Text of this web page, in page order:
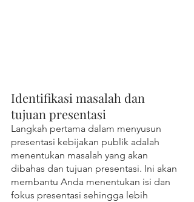
Identifikasi masalah dan
tujuan presentasi
Langkah pertama dalam menyusun
presentasi kebijakan publik adalah
menentukan masalah yang akan
dibahas dan tujuan presentasi. Ini akan
membantu Anda menentukan isi dan
fokus presentasi sehingga lebih